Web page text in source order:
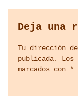
Deja una
Tu dirección
publicada.
Los
marcados con *